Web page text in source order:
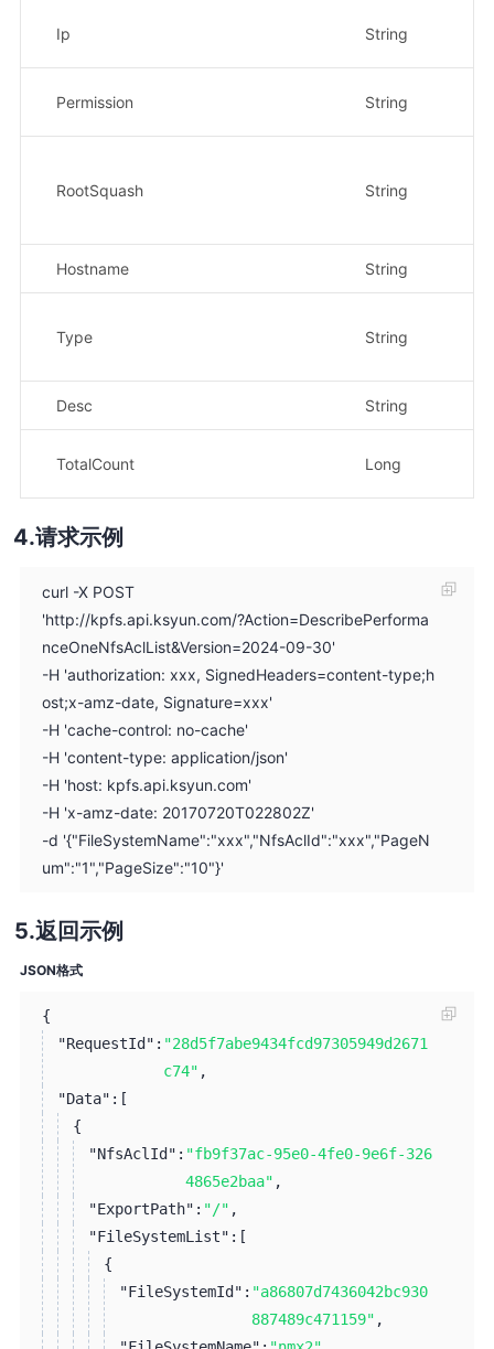
Ip String
Permission String
RootSquash String
Hostname String
Type String
Desc String
TotalCount Long
请求示例
curl -X POST
'http://kpfs.api.ksyun.com/?Action=DescribePerforma
nceOneNfsAclList&Version=2024-09-30'
-H 'authorization: xxx, SignedHeaders=content-type;h
ost;x-amz-date, Signature=xxx'
-H 'cache-control: no-cache'
-H 'content-type: application/json'
-H 'host: kpfs.api.ksyun.com'
-H 'x-amz-date: 20170720T022802Z'
-d '{"FileSystemName":"xxx","NfsAclId":"xxx","PageN
um":"1","PageSize":"10"}'
返回示例
JSON格式
{
"RequestId": "28d5f7abe9434fcd97305949d2671
c74" ,
"Data": [
{
"NfsAclId": "fb9f37ac-95e0-4fe0-9e6f-326
4865e2baa" ,
"ExportPath": "/" ,
"FileSystemList": [
{
"FileSystemId": "a86807d7436042bc930
887489c471159" ,